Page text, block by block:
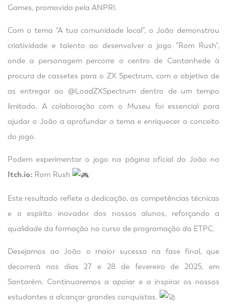
Games, promovida pela ANPRI.
Com o tema “A tua comunidade local”, o João demonstrou
criatividade e talento ao desenvolver o jogo "Rom Rush",
onde a personagem percorre o centro de Cantanhede à
procura de cassetes para o ZX Spectrum, com o objetivo de
as entregar ao @LoadZXSpectrum dentro de um tempo
limitado. A colaboração com o Museu foi essencial para
ajudar o João a aprofundar o tema e enriquecer o conceito
do jogo.
Podem experimentar o jogo na página oficial do João no
Itch.io: Rom Rush
Este resultado reflete a dedicação, as competências técnicas
e o espírito inovador dos nossos alunos, reforçando a
qualidade da formação no curso de programação da ETPC.
Desejamos ao João o maior sucesso na fase final, que
decorrerá nos dias 27 e 28 de fevereiro de 2025, em
Santarém. Continuaremos a apoiar e a inspirar os nossos
estudantes a alcançar grandes conquistas.